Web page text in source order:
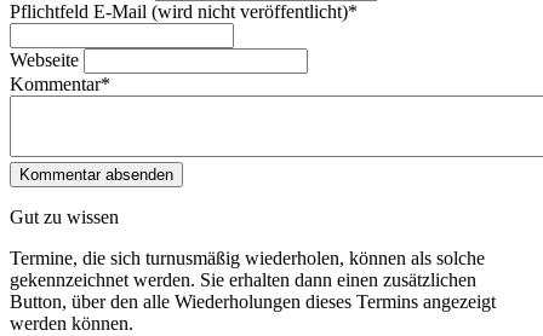
Pflichtfeld E-Mail (wird nicht veröffentlicht)*
Webseite
Kommentar*
Gut zu wissen
Termine, die sich turnusmäßig wiederholen, können als solche
gekennzeichnet werden. Sie erhalten dann einen zusätzlichen
Button, über den alle Wiederholungen dieses Termins angezeigt
werden können.